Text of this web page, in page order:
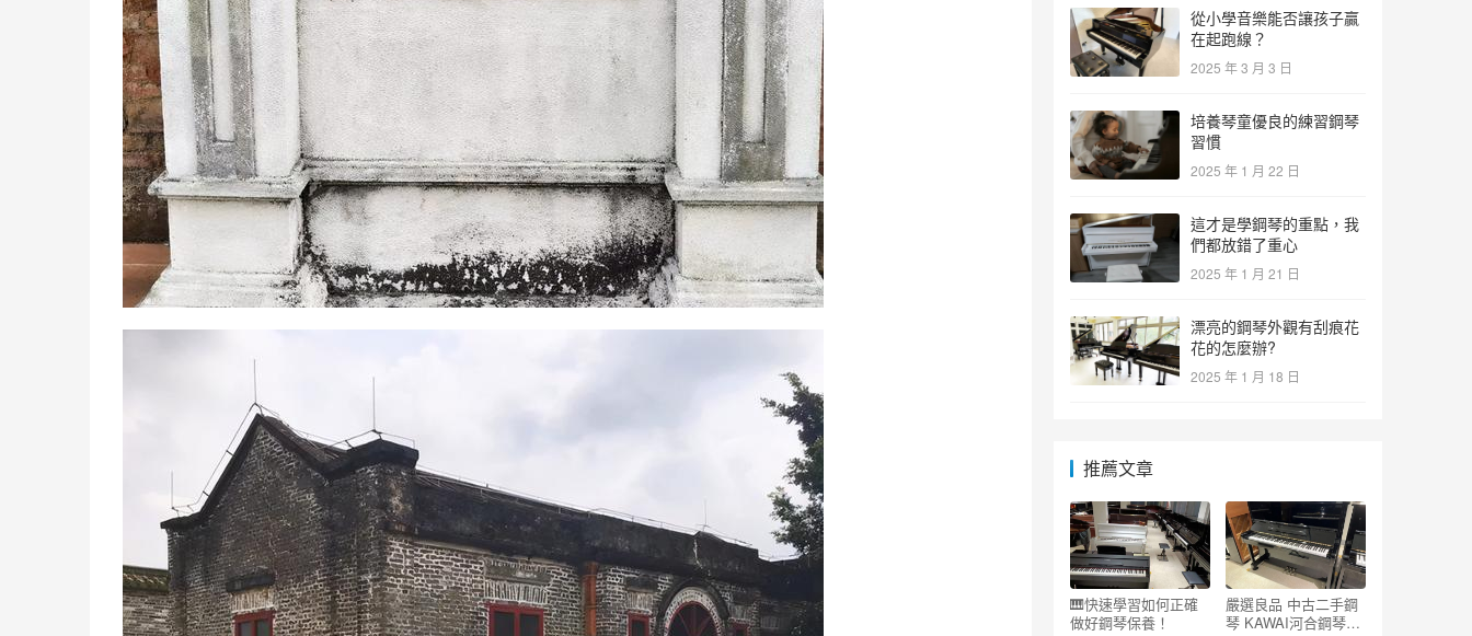
從小學音樂能否讓孩子贏
在起跑線？
2025 年 3 月 3 日
培養琴童優良的練習鋼琴
習慣
2025 年 1 月 22 日
這才是學鋼琴的重點，我
們都放錯了重心
2025 年 1 月 21 日
漂亮的鋼琴外觀有刮痕花
花的怎麼辦?
2025 年 1 月 18 日
推薦文章
🎹快速學習如何正確
做好鋼琴保養！
嚴選良品 中古二手鋼
琴 KAWAI河合鋼琴